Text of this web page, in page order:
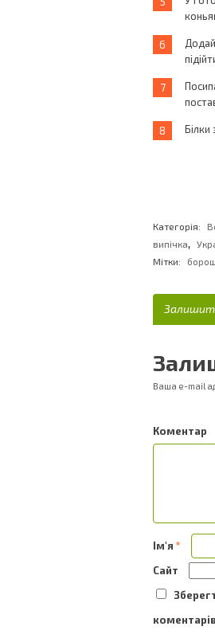
Білки
Категорія:
випічка,
Мітки:
Ваша e-mail
Ім'я *
Сайт